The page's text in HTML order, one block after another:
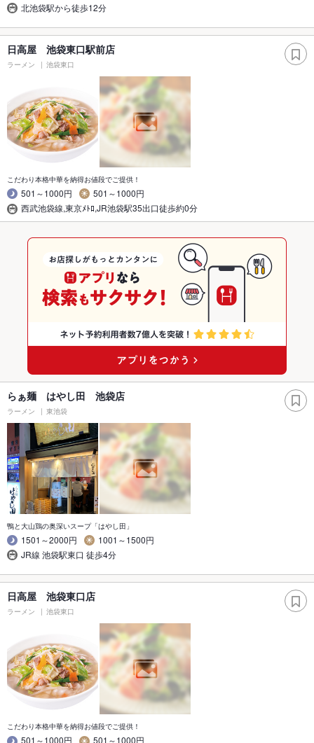
北池袋駅から徒歩12分
日高屋 池袋東口駅前店
ラーメン 池袋東口
こだわり本格中華を納得お値段でご提供！
501～1000円
501～1000円
西武池袋線,東京ﾒﾄﾛ,JR池袋駅35出口徒歩約0分
らぁ麺 はやし田 池袋店
ラーメン 東池袋
鴨と大山鶏の奥深いスープ「はやし田」
1501～2000円
1001～1500円
JR線 池袋駅東口 徒歩4分
日高屋 池袋東口店
ラーメン 池袋東口
こだわり本格中華を納得お値段でご提供！
501～1000円 501～1000円